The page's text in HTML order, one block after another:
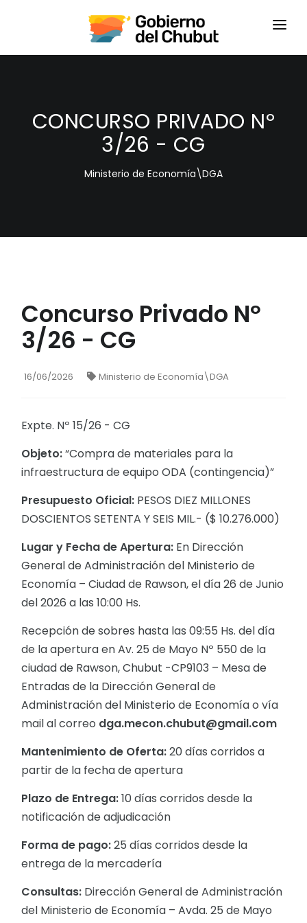
HOME
CONCURSO PRIVADO Nº
3/26 - CG
Ministerio de Economía\DGA
Concurso Privado Nº
3/26 - CG
16/06/2026 Ministerio de Economía\DGA
Expte. Nº 15/26 - CG
Objeto:“Compra de materiales para la
infraestructura de equipo ODA (contingencia)”
Presupuesto Oficial: PESOS DIEZ MILLONES
DOSCIENTOS SETENTA Y SEIS MIL.- ($ 10.276.000)
Lugar y Fecha de Apertura: En Dirección
General de Administración del Ministerio de
Economía – Ciudad de Rawson, el día 26 de Junio
del 2026 a las 10:00 Hs.
Recepción de sobres hasta las 09:55 Hs. del día
de la apertura en Av. 25 de Mayo Nº 550 de la
ciudad de Rawson, Chubut -CP9103 – Mesa de
Entradas de la Dirección General de
Administración del Ministerio de Economía o vía
mail al correo dga.mecon.chubut@gmail.com
Mantenimiento de Oferta:20 días corridos a
partir de la fecha de apertura
Plazo de Entrega:10 días corridos desde la
notificación de adjudicación
Forma de pago:25 días corridos desde la
entrega de la mercadería
Consultas: Dirección General de Administración
del Ministerio de Economía – Avda. 25 de Mayo